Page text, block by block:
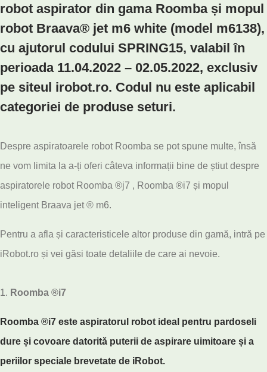
robot aspirator din gama Roomba și mopul
robot Braava® jet m6 white (model m6138),
cu ajutorul codului SPRING15, valabil în
perioada 11.04.2022 – 02.05.2022, exclusiv
pe siteul irobot.ro. Codul nu este aplicabil
categoriei de produse seturi.
Despre aspiratoarele robot Roomba se pot spune multe, însă
ne vom limita la a-ți oferi câteva informații bine de știut despre
aspiratorele robot Roomba ®️j7 , Roomba ®️i7 și mopul
inteligent Braava jet ®️ m6.
Pentru a afla și caracteristicele altor produse din gamă, intră pe
iRobot.ro și vei găsi toate detaliile de care ai nevoie.
Roomba ®️i7
Roomba ®️i7 este aspiratorul robot ideal pentru pardoseli
dure și covoare datorită puterii de aspirare uimitoare și a
periilor speciale brevetate de iRobot.